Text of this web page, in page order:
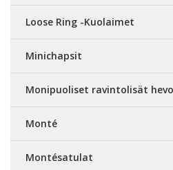
Loose Ring -Kuolaimet
Minichapsit
Monipuoliset ravintolisät
Monté
Montésatulat